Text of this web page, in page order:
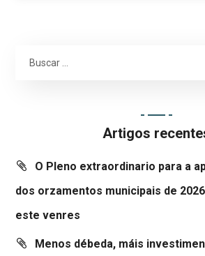
Artigos
O Pleno extraordinario para a
dos orzamentos municipais de
este venres
Menos débeda, máis